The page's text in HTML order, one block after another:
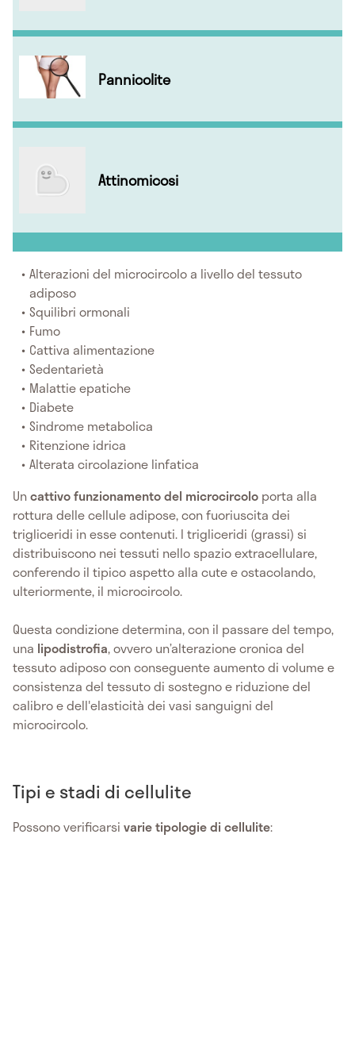
Pannicolite
Attinomicosi
Alterazioni del microcircolo a livello del tessuto
adiposo
Squilibri ormonali
Fumo
Cattiva alimentazione
Sedentarietà
Malattie epatiche
Diabete
Sindrome metabolica
Ritenzione idrica
Alterata circolazione linfatica
Uncattivo funzionamento del microcircolo porta alla
rottura delle cellule adipose, con fuoriuscita dei
trigliceridi in esse contenuti. I trigliceridi (grassi) si
distribuiscono nei tessuti nello spazio extracellulare,
conferendo il tipico aspetto alla cute e ostacolando,
ulteriormente, il microcircolo.
Questa condizione determina, con il passare del tempo,
una lipodistrofia, ovvero un’alterazione cronica del
tessuto adiposo con conseguente aumento di volume e
consistenza del tessuto di sostegno e riduzione del
calibro e dell'elasticità dei vasi sanguigni del
microcircolo.
Tipi e stadi di cellulite
Possono verificarsi varie tipologie di cellulite: